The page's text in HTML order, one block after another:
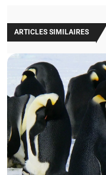
ARTICLES SIMILAIRES